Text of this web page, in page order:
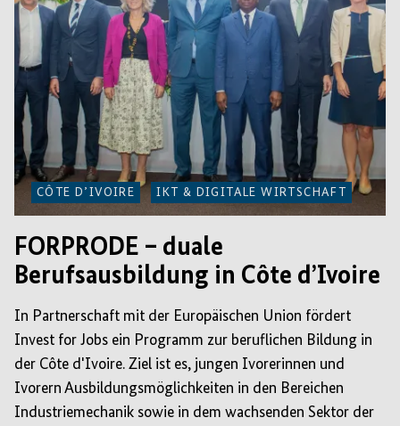
CÔTE D’IVOIRE IKT & DIGITALE WIRTSCHAFT
FORPRODE – duale
Berufsausbildung in Côte d’Ivoire
In Partnerschaft mit der Europäischen Union fördert
Invest for Jobs ein Programm zur beruflichen Bildung in
der Côte d'Ivoire. Ziel ist es, jungen Ivorerinnen und
Ivorern Ausbildungsmöglichkeiten in den Bereichen
Industriemechanik sowie in dem wachsenden Sektor der